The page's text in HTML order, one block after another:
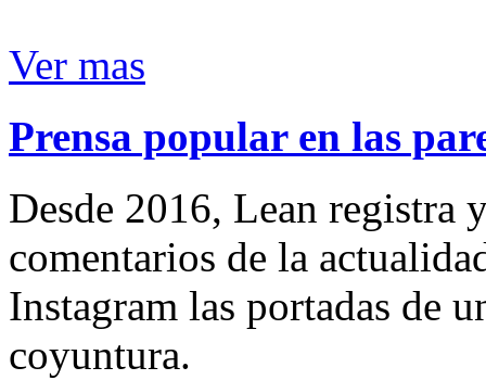
Ver mas
Prensa popular en las
Desde 2016, Lean registra
comentarios de la
Instagram las portadas de
coyuntura.